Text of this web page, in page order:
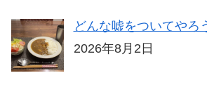
どんな嘘をついてやろ
2026年8月2日